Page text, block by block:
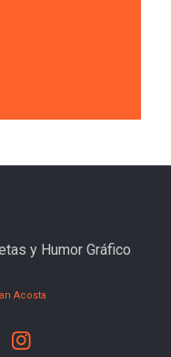
y Humor Gráfico
Acosta